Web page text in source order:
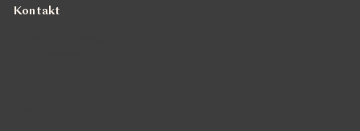
Kontakt